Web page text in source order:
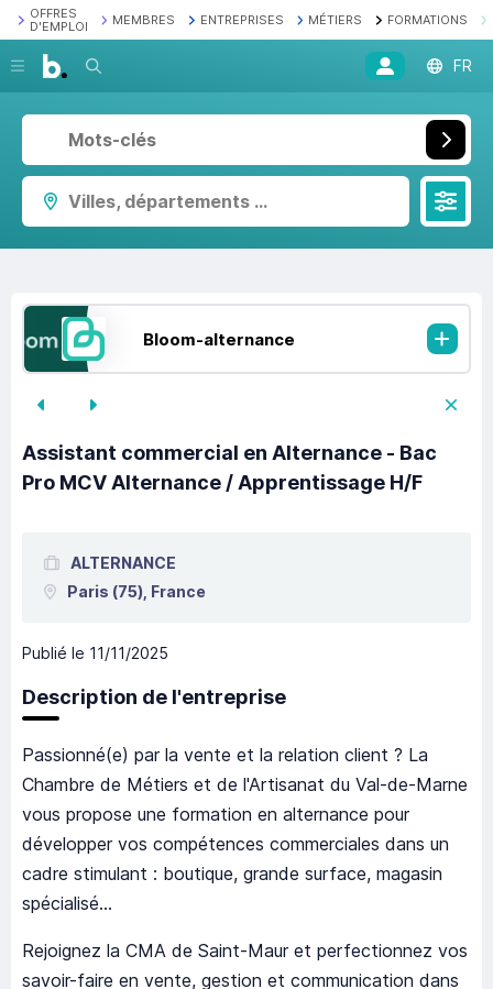
OFFRES
D'EMPLOI
MEMBRES ENTREPRISES MÉTIERS FORMATIONS
Recherche FR
Villes, départements ...
Bloom-alternance
Assistant commercial en Alternance - Bac
Pro MCV Alternance / Apprentissage H/F
ALTERNANCE
Paris (75), France
Publié le 11/11/2025
Description de l'entreprise
Passionné(e) par la vente et la relation client ? La
Chambre de Métiers et de l'Artisanat du Val-de-Marne
vous propose une formation en alternance pour
développer vos compétences commerciales dans un
cadre stimulant : boutique, grande surface, magasin
spécialisé...
Rejoignez la CMA de Saint-Maur et perfectionnez vos
savoir-faire en vente, gestion et communication dans